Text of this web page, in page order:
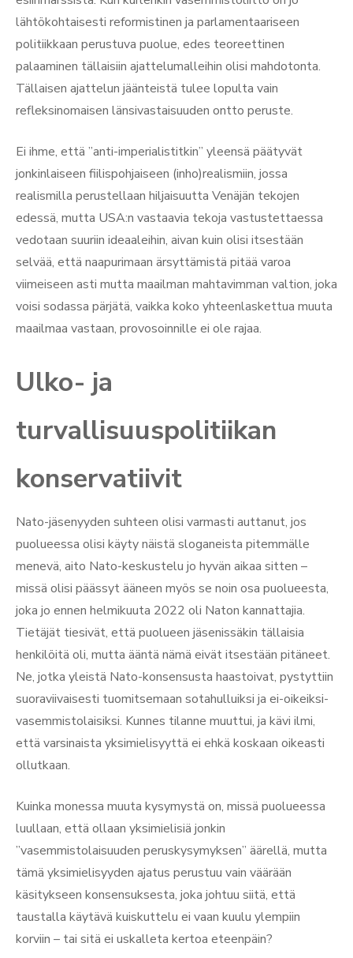
lähtökohtaisesti reformistinen ja parlamentaariseen
politiikkaan perustuva puolue, edes teoreettinen
palaaminen tällaisiin ajattelumalleihin olisi mahdotonta.
Tällaisen ajattelun jäänteistä tulee lopulta vain
refleksinomaisen länsivastaisuuden ontto peruste.
Ei ihme, että ”anti-imperialistitkin” yleensä päätyvät
jonkinlaiseen fiilispohjaiseen (inho)realismiin, jossa
realismilla perustellaan hiljaisuutta Venäjän tekojen
edessä, mutta USA:n vastaavia tekoja vastustettaessa
vedotaan suuriin ideaaleihin, aivan kuin olisi itsestään
selvää, että naapurimaan ärsyttämistä pitää varoa
viimeiseen asti mutta maailman mahtavimman valtion, joka
voisi sodassa pärjätä, vaikka koko yhteenlaskettua muuta
maailmaa vastaan, provosoinnille ei ole rajaa.
Ulko- ja
turvallisuuspolitiikan
konservatiivit
Nato-jäsenyyden suhteen olisi varmasti auttanut, jos
puolueessa olisi käyty näistä sloganeista pitemmälle
menevä, aito Nato-keskustelu jo hyvän aikaa sitten –
missä olisi päässyt ääneen myös se noin osa puolueesta,
joka jo ennen helmikuuta 2022 oli Naton kannattajia.
Tietäjät tiesivät, että puolueen jäsenissäkin tällaisia
henkilöitä oli, mutta ääntä nämä eivät itsestään pitäneet.
Ne, jotka yleistä Nato-konsensusta haastoivat, pystyttiin
suoraviivaisesti tuomitsemaan sotahulluiksi ja ei-oikeiksi-
vasemmistolaisiksi. Kunnes tilanne muuttui, ja kävi ilmi,
että varsinaista yksimielisyyttä ei ehkä koskaan oikeasti
ollutkaan.
Kuinka monessa muuta kysymystä on, missä puolueessa
luullaan, että ollaan yksimielisiä jonkin
”vasemmistolaisuuden peruskysymyksen” äärellä, mutta
tämä yksimielisyyden ajatus perustuu vain väärään
käsitykseen konsensuksesta, joka johtuu siitä, että
taustalla käytävä kuiskuttelu ei vaan kuulu ylempiin
korviin – tai sitä ei uskalleta kertoa eteenpäin?